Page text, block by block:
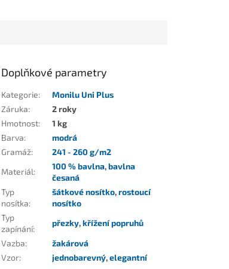
Doplňkové parametry
Kategorie:
Monilu Uni Plus
Záruka:
2 roky
Hmotnost:
1 kg
Barva:
modrá
Gramáž:
241 - 260 g/m2
Materiál:
100 % bavlna,bavlna
česaná
Typ
nosítka:
šátkové nosítko,rostoucí
nosítko
Typ
zapínání:
přezky,křížení popruhů
Vazba:
žakárová
Vzor: jednobarevný,elegantní